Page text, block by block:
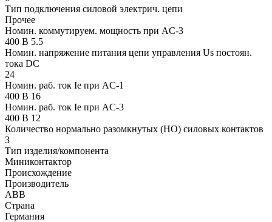
Тип подключения силовой электрич. цепи
Прочее
Номин. коммутируем. мощность при AC-3
400 В 5.5
Номин. напряжение питания цепи управления Us постоян.
тока DC
24
Номин. раб. ток Ie при AC-1
400 В 16
Номин. раб. ток Ie при AC-3
400 В 12
Количество нормально разомкнутых (НО) силовых контактов
3
Тип изделия/компонента
Миниконтактор
Происхождение
Производитель
ABB
Страна
Германия